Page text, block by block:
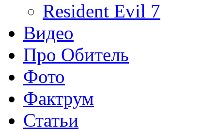
Resident Evil 7
Видео
Про Обитель
Фото
Фактрум
Статьи